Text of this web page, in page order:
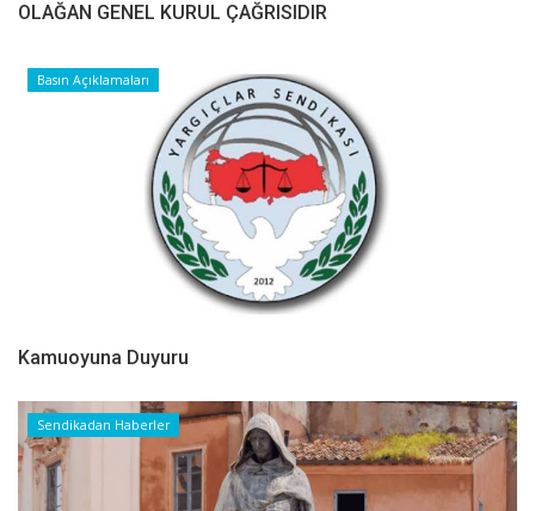
OLAĞAN GENEL KURUL ÇAĞRISIDIR
Basın Açıklamaları
Kamuoyuna Duyuru
Sendikadan Haberler